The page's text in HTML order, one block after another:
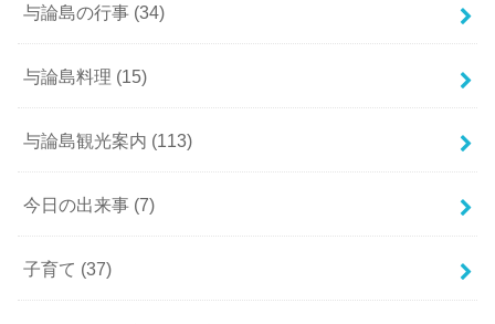
与論島の行事 (34)
与論島料理 (15)
与論島観光案内 (113)
今日の出来事 (7)
子育て (37)